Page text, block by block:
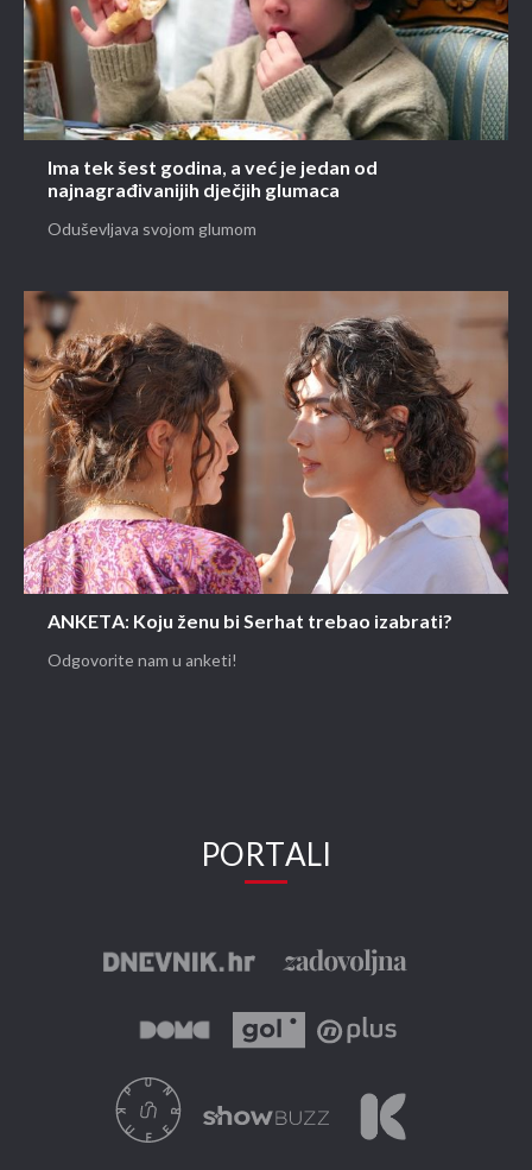
Ima tek šest godina, a već je jedan od
najnagrađivanijih dječjih glumaca
Oduševljava svojom glumom
ANKETA: Koju ženu bi Serhat trebao izabrati?
Odgovorite nam u anketi!
PORTALI